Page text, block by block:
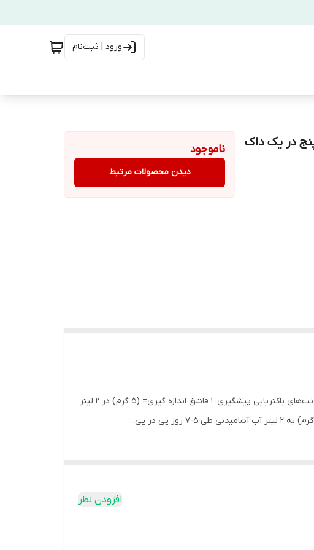
ورود | ثبت‌نام
ناموجود
دیدن محصولات مرتبط
آنتی بیوتیک پنج در یک داک هلند مناسب پیشگیری یا درمان تریکومونیازیس، هگزامیتازیس، پاراتیفوئید. به طور کلی عفونت‌های باکتریایی پیشگیری: 1 قاشق اندازه گیری= (5 گرم) در 2 لیتر
افزودن نظر